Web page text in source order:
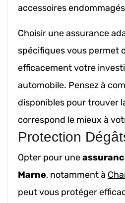
accessoires
Choisir une assurance
spécifiques vous permet
efficacement votre
automobile. Pensez à
disponibles pour trouver
correspond le mieux à
Protection
Opter pour une
Marne, notamment à
peut vous protéger